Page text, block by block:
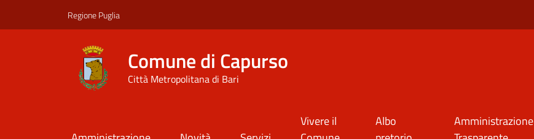
Regione Puglia
Comune di Capurso
Città Metropolitana di Bari
Vivere il
Albo
Amministrazione